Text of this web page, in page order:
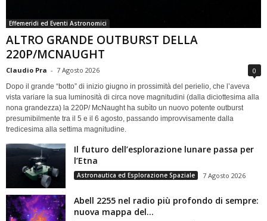
Effemeridi ed Eventi Astronomici
ALTRO GRANDE OUTBURST DELLA
220P/MCNAUGHT
Claudio Pra - 7 Agosto 2026 0
Dopo il grande “botto” di inizio giugno in prossimità del perielio, che l’aveva
vista variare la sua luminosità di circa nove magnitudini (dalla diciottesima alla
nona grandezza) la 220P/ McNaught ha subìto un nuovo potente outburst
presumibilmente tra il 5 e il 6 agosto, passando improvvisamente dalla
tredicesima alla settima magnitudine.
Il futuro dell’esplorazione lunare passa per
l’Etna
Astronautica ed Esplorazione Spaziale 7 Agosto 2026
Abell 2255 nel radio più profondo di sempre:
nuova mappa del...